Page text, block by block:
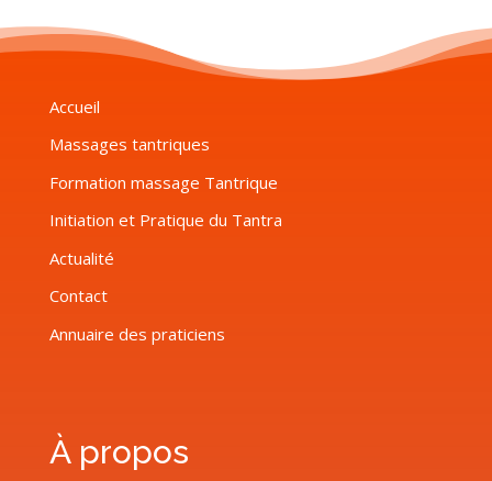
Accueil
Massages tantriques
Formation massage Tantrique
Initiation et Pratique du Tantra
Actualité
Contact
Annuaire des praticiens
À propos